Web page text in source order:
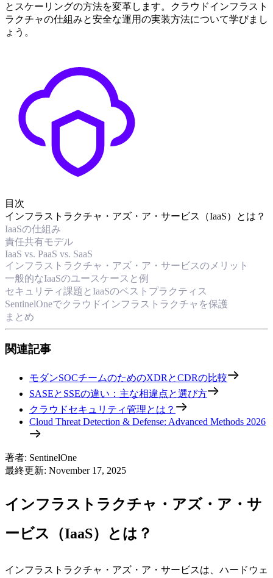
とスケーリングの方法を変革します。クラウドインフラスト
ラクチャの仕組みと安全な運用の実装方法について学びまし
ょう。
目次
インフラストラクチャ・アズ・ア・サービス（IaaS）とは？
IaaSの仕組み
責任共有モデル
IaaS vs. PaaS vs. SaaS
インフラストラクチャ・アズ・ア・サービスのメリット
一般的なIaaSのユースケースと例
セキュリティ課題とIaaSのベストプラクティス
SentinelOneでクラウドインフラストラクチャを保護
まとめ
関連記事
モダンSOCチームのためのXDRとCDRの比較
SASEとSSEの違い：主な相違点と選び方
クラウドセキュリティ管理とは？
Cloud Threat Detection & Defense: Advanced Methods 2026
著者: SentinelOne
最終更新: November 17, 2025
インフラストラクチャ・アズ・ア・サ
ービス（IaaS）とは？
インフラストラクチャ・アズ・ア・サービスは、ハードウェ